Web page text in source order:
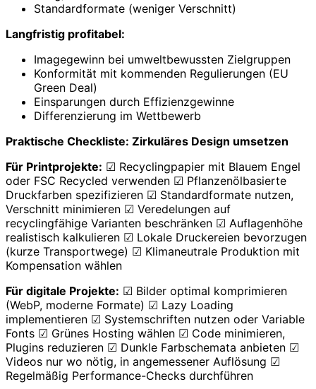
Standardformate (weniger Verschnitt)
Langfristig profitabel:
Imagegewinn bei umweltbewussten Zielgruppen
Konformität mit kommenden Regulierungen (EU
Green Deal)
Einsparungen durch Effizienzgewinne
Differenzierung im Wettbewerb
Praktische Checkliste: Zirkuläres Design umsetzen
Für Printprojekte: ☑ Recyclingpapier mit Blauem Engel
oder FSC Recycled verwenden ☑ Pflanzenölbasierte
Druckfarben spezifizieren ☑ Standardformate nutzen,
Verschnitt minimieren ☑ Veredelungen auf
recyclingfähige Varianten beschränken ☑ Auflagenhöhe
realistisch kalkulieren ☑ Lokale Druckereien bevorzugen
(kurze Transportwege) ☑ Klimaneutrale Produktion mit
Kompensation wählen
Für digitale Projekte: ☑ Bilder optimal komprimieren
(WebP, moderne Formate) ☑ Lazy Loading
implementieren ☑ Systemschriften nutzen oder Variable
Fonts ☑ Grünes Hosting wählen ☑ Code minimieren,
Plugins reduzieren ☑ Dunkle Farbschemata anbieten ☑
Videos nur wo nötig, in angemessener Auflösung ☑
Regelmäßig Performance-Checks durchführen